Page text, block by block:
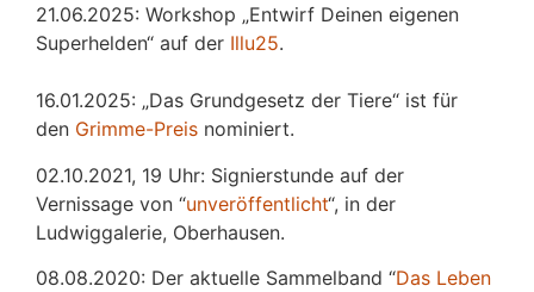
21.06.2025: Workshop „Entwirf Deinen eigenen
Superhelden“ auf der Illu25.
16.01.2025: „Das Grundgesetz der Tiere“ ist für
den Grimme-Preis nominiert.
02.10.2021, 19 Uhr: Signierstunde auf der
Vernissage von “unveröffentlicht“, in der
Ludwiggalerie, Oberhausen.
08.08.2020: Der aktuelle Sammelband “Das Leben